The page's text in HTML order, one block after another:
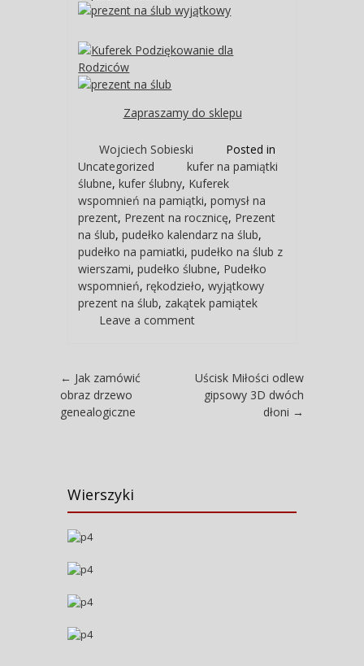
Zapraszamy do sklepu
Wojciech Sobieski
Posted in
Uncategorized
kufer na pamiątki
ślubne,kufer ślubny, Kuferek
wspomnień na pamiątki,pomysł na
prezent, Prezent na rocznicę, Prezent
na ślub,pudełko kalendarz na ślub,
pudełko na pamiatki,pudełko na ślub z
wierszami,pudełko ślubne, Pudełko
wspomnień,rękodzieło,wyjątkowy
prezent na ślub, zakątek pamiątek
Leave a comment
Post navigation
← Jak zamówić
obraz drzewo
genealogiczne
Uścisk Miłości odlew
gipsowy 3D dwóch
dłoni →
Wierszyki